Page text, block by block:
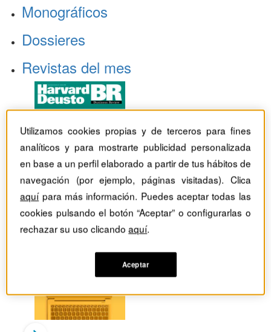
Monográficos
Dossieres
Revistas del mes
Utilizamos cookies propias y de terceros para fines
analíticos y para mostrarte publicidad personalizada
en base a un perfil elaborado a partir de tus hábitos de
navegación (por ejemplo, páginas visitadas). Clica
aquípara más información. Puedes aceptar todas las
cookies pulsando el botón “Aceptar” o configurarlas o
rechazar su uso clicandoaquí.
Aceptar